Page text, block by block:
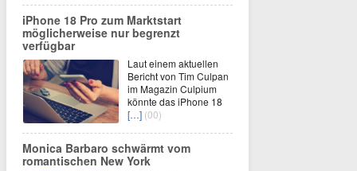
iPhone 18 Pro zum Marktstart
möglicherweise nur begrenzt
verfügbar
Laut einem aktuellen
Bericht von Tim Culpan
im Magazin Culpium
könnte das iPhone 18
[…] (00)
Monica Barbaro schwärmt vom
romantischen New York